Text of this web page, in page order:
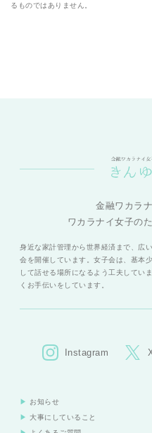
るものではありません。
金融ワカラ
ワカラナイ女子の
身近な家計管理から世界経済まで、広
会を開催しています。女子会は、基本
して話せる場所になるよう工夫してい
くお手伝いをしています。
Instagram
お知らせ
大事にしていること